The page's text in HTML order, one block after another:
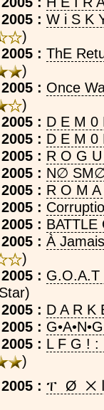
: W i S K
)
: ThE
)
: Once
)
: D E M 0
: D E M 0
: R‎ O‎ G‎
: N∅
: R‎ O‎ M‎
:
: BATTLE
: À
)
: G.O.A.T
: D A R K
:
: L F G !
)
: